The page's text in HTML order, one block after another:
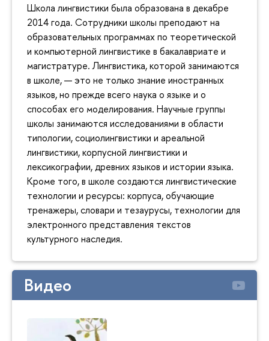
Школа лингвистики была образована в декабре
2014 года. Сотрудники школы преподают на
образовательных программах по теоретической
и компьютерной лингвистике в бакалавриате и
магистратуре. Лингвистика, которой занимаются
в школе, — это не только знание иностранных
языков, но прежде всего наука о языке и о
способах его моделирования. Научные группы
школы занимаются исследованиями в области
типологии, социолингвистики и ареальной
лингвистики, корпусной лингвистики и
лексикографии, древних языков и истории языка.
Кроме того, в школе создаются лингвистические
технологии и ресурсы: корпуса, обучающие
тренажеры, словари и тезаурусы, технологии для
электронного представления текстов
культурного наследия.
Видео